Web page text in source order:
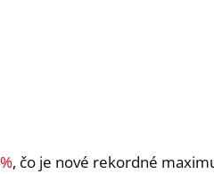
, čo je nové rekordné